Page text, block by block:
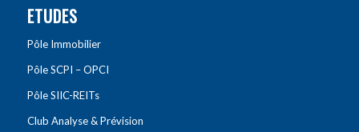
ETUDES
Pôle Immobilier
Pôle SCPI – OPCI
Pôle SIIC-REITs
Club Analyse & Prévision